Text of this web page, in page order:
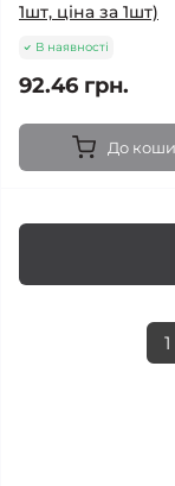
1шт, ціна за 1шт)
В наявності
92.46 грн.
До
1